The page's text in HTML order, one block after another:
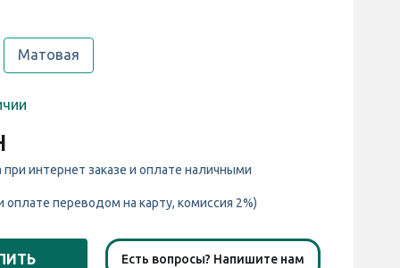
Матовая
при интернет заказе и оплате наличными
оплате переводом на карту, комиссия 2%)
Есть вопросы? Напишите нам